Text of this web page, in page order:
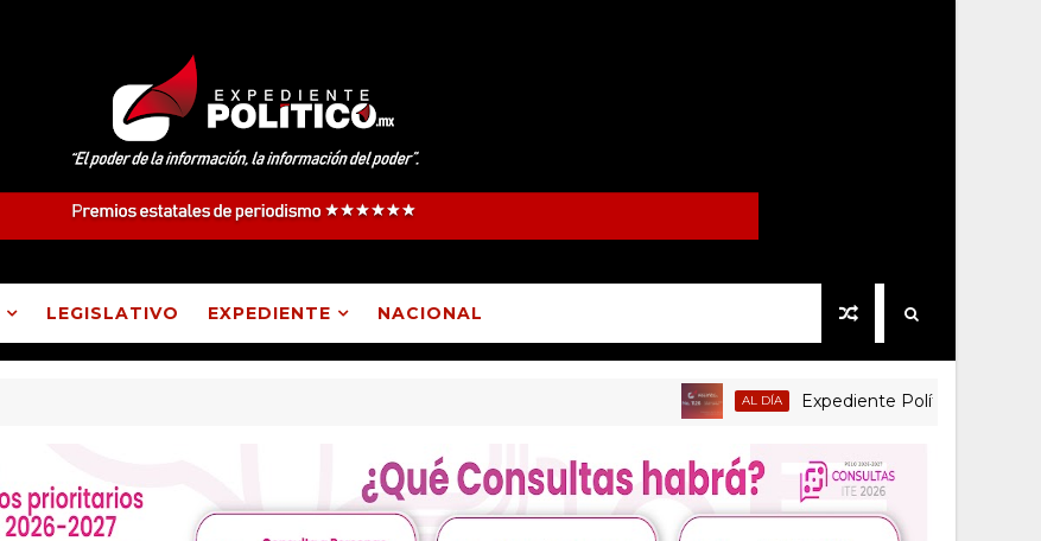
LEGISLATIVO EXPEDIENTE NACIONAL
AL DÍA Expediente Político.Mx no 1126